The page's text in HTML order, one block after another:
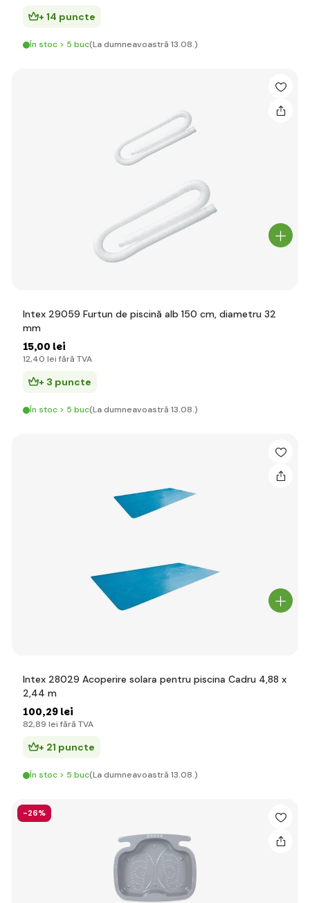
+ 14 puncte
În stoc > 5 buc(La dumneavoastră 13.08.)
Intex 29059 Furtun de piscină alb 150 cm, diametru 32
mm
15,00 lei
12,40 lei fără TVA
+ 3 puncte
În stoc > 5 buc(La dumneavoastră 13.08.)
Intex 28029 Acoperire solara pentru piscina Cadru 4,88 x
2,44 m
100,29 lei
82,89 lei fără TVA
+ 21 puncte
În stoc > 5 buc(La dumneavoastră 13.08.)
-26%